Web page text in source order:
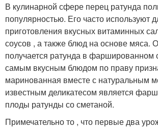
В кулинарной сфере перец ратунда
популярностью. Его часто используют
приготовления вкусных витаминных
соусов , а также блюд на основе мяса.
получается ратунда в фаршированном
самым вкусным блюдом по праву
маринованная вместе с натуральным
известным деликатесом является
плоды ратунды со сметаной.
Примечательно то , что первые два